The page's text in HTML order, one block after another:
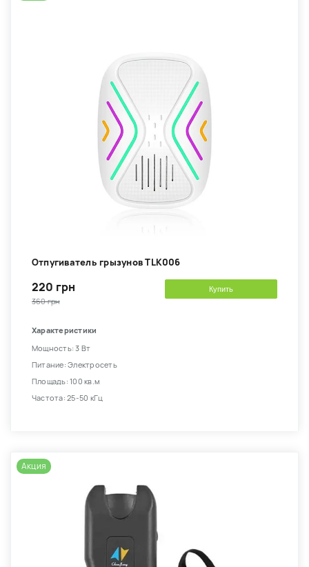
Отпугиватель грызунов TLK006
220 грн
360 грн
Купить
Характеристики
Мощность: 3 Вт
Питание: Электросеть
Площадь: 100 кв.м
Частота: 25-50 кГц
Акция